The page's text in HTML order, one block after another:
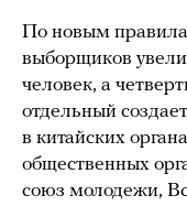
По новым
выборщиков
человек, а
отдельный
в китайских
общественных
союз молодежи,